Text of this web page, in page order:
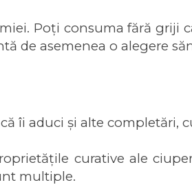
Poți consuma fără griji
de asemenea o alegere
îi aduci și alte completări,
curative ale
multiple.